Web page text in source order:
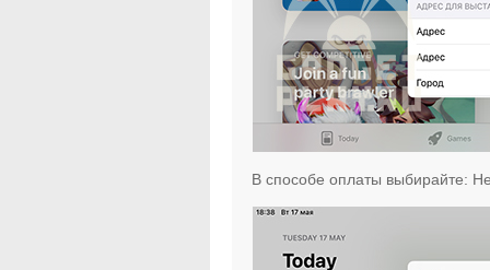
В способе оплаты выбирайте: